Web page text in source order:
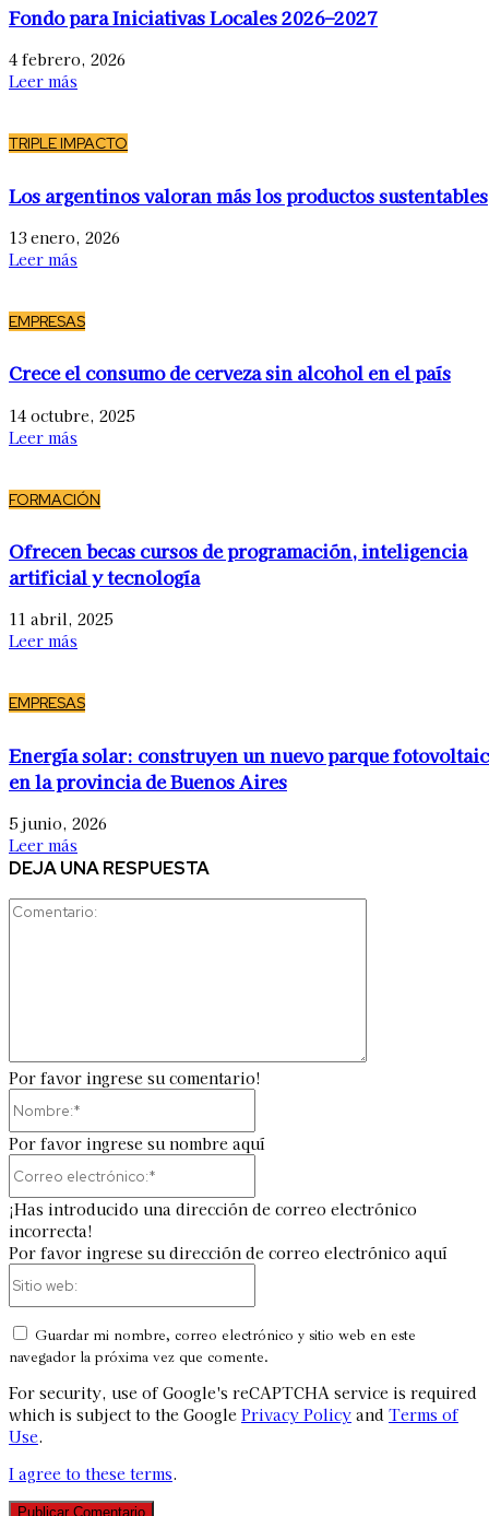
Fondo para Iniciativas Locales 2026–2027
4 febrero, 2026
Leer más
TRIPLE IMPACTO
Los argentinos valoran más los productos sustentables
13 enero, 2026
Leer más
EMPRESAS
Crece el consumo de cerveza sin alcohol en el país
14 octubre, 2025
Leer más
FORMACIÓN
Ofrecen becas cursos de programación, inteligencia
artificial y tecnología
11 abril, 2025
Leer más
EMPRESAS
Energía solar: construyen un nuevo parque
en la provincia de Buenos Aires
5 junio, 2026
Leer más
DEJA UNA RESPUESTA
Por favor ingrese su comentario!
Por favor ingrese su nombre aquí
¡Has introducido una dirección de correo electrónico
incorrecta!
Por favor ingrese su dirección de correo electrónico aquí
Guardar mi nombre, correo electrónico y sitio web en este
navegador la próxima vez que comente.
For security, use of Google's reCAPTCHA service is required
which is subject to the Google Privacy Policy and Terms of
Use.
I agree to these terms.